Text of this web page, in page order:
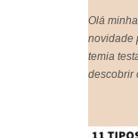
Olá
novidade
temia
descobrir
que